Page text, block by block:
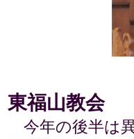
東福山教会
今年の後半は